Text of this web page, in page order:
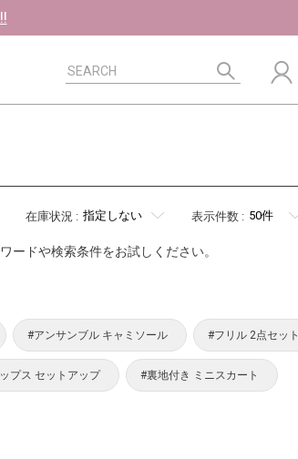
在庫状況 : 表示件数 :
ードや検索条件をお試しください。
#アンサンブル キャミソール #フリル 2点セット
プス セットアップ #裏地付き ミニスカート